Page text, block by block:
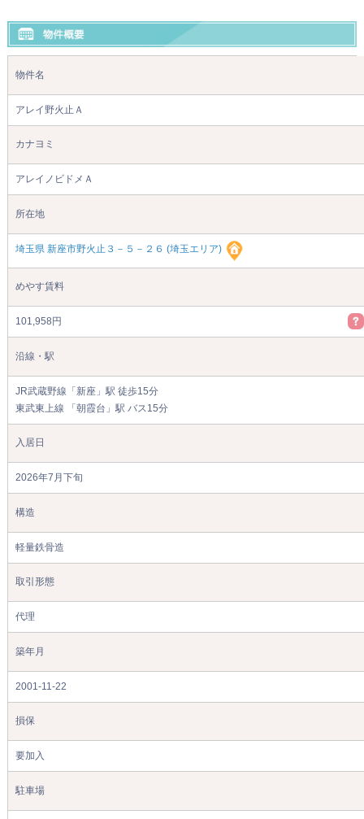
物件名
アレイ野火止Ａ
カナヨミ
アレイノビドメＡ
所在地
埼玉県 新座市野火止３－５－２６ (埼玉エリア)
めやす賃料
101,958円
沿線・駅
JR武蔵野線「新座」駅 徒歩15分
東武東上線 「朝霞台」駅 バス15分
入居日
2026年7月下旬
構造
軽量鉄骨造
取引形態
代理
築年月
2001-11-22
損保
要加入
駐車場